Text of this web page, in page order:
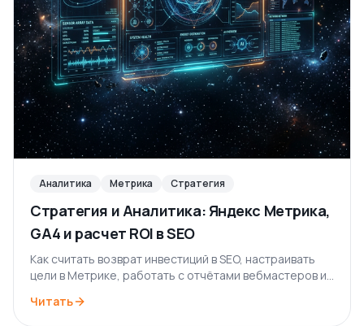
Аналитика Метрика Стратегия
Стратегия и Аналитика: Яндекс Метрика,
GA4 и расчет ROI в SEO
Как считать возврат инвестиций в SEO, настраивать
цели в Метрике, работать с отчётами вебмастеров и
данных.
Читать